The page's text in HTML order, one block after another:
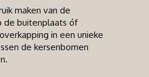
maken van de
de buitenplaats óf
in een unieke
de kersenbomen